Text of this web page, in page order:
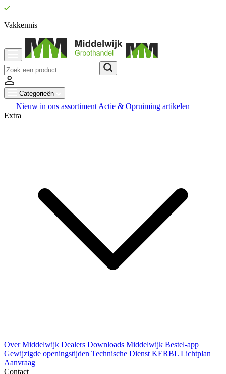
Vakkennis
Categorieën
Nieuw in ons assortiment Actie & Opruiming artikelen
Extra
Over Middelwijk Dealers Downloads Middelwijk Bestel-app
Gewijzigde openingstijden Technische Dienst KERBL Lichtplan
Aanvraag
Contact